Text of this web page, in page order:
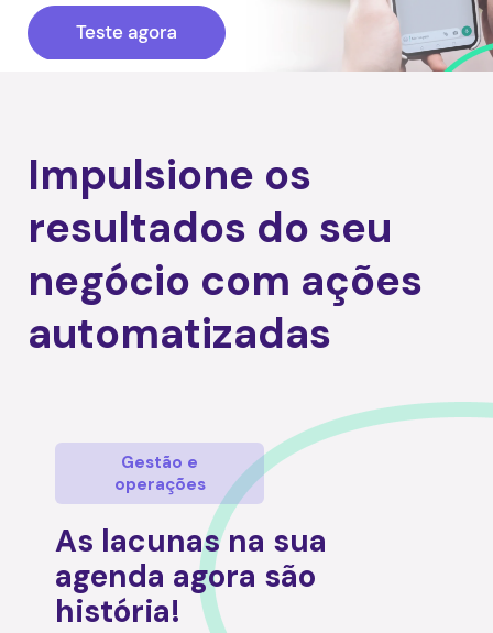
Impulsione os
resultados do seu
negócio com ações
automatizadas
Gestão e
operações
As lacunas na sua
agenda agora são
história!